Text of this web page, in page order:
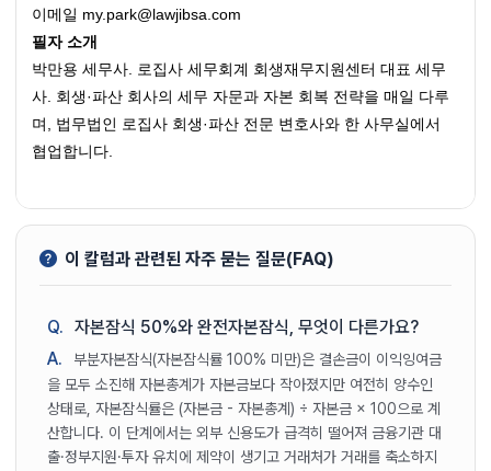
이메일 my.park@lawjibsa.com
필자 소개
박만용 세무사. 로집사 세무회계 회생재무지원센터 대표 세무
사. 회생·파산 회사의 세무 자문과 자본 회복 전략을 매일 다루
며, 법무법인 로집사 회생·파산 전문 변호사와 한 사무실에서
협업합니다.
이 칼럼과 관련된 자주 묻는 질문(FAQ)
Q. 자본잠식 50%와 완전자본잠식, 무엇이 다른가요?
A.
부분자본잠식(자본잠식률 100% 미만)은 결손금이 이익잉여금
을 모두 소진해 자본총계가 자본금보다 작아졌지만 여전히 양수인
상태로, 자본잠식률은 (자본금 - 자본총계) ÷ 자본금 × 100으로 계
산합니다. 이 단계에서는 외부 신용도가 급격히 떨어져 금융기관 대
출·정부지원·투자 유치에 제약이 생기고 거래처가 거래를 축소하지